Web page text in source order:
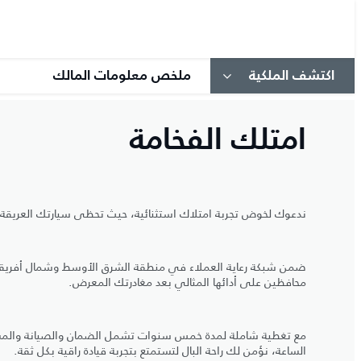
اكتشف الملكية ملخص معلومات المالك
امتلك الفخامة
ندعوك لخوض تجربة امتلاك استثنائية، حيث تحظى سيارتك العريقة
ضمن شبكة رعاية العملاء في منطقة الشرق الأوسط وشمال
محافظين على أدائها المثالي بعد مغادرتك المعرض.
مع تغطية شاملة لمدة خمس سنوات تشمل الضمان والصيانة
الساعة، نؤمن لك راحة البال لتستمتع بتجربة قيادة راقية بكل ثقة.